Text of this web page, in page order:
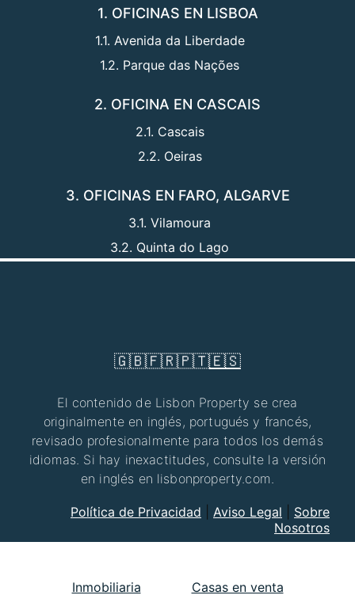
1. OFICINAS EN LISBOA
1.1. Avenida da Liberdade
1.2. Parque das Nações
2. OFICINA EN CASCAIS
2.1. Cascais
2.2. Oeiras
3. OFICINAS EN FARO, ALGARVE
3.1. Vilamoura
3.2. Quinta do Lago
🇬🇧🇫🇷🇵🇹🇪🇸
El contenido de Lisbon Property se crea
originalmente en inglés, portugués y francés,
revisado profesionalmente para todos los demás
idiomas. Si hay inexactitudes, consulte la versión
en inglés en lisbonproperty.com.
Política de Privacidad Aviso Legal
Sobre
Nosotros
Inmobiliaria Casas en venta